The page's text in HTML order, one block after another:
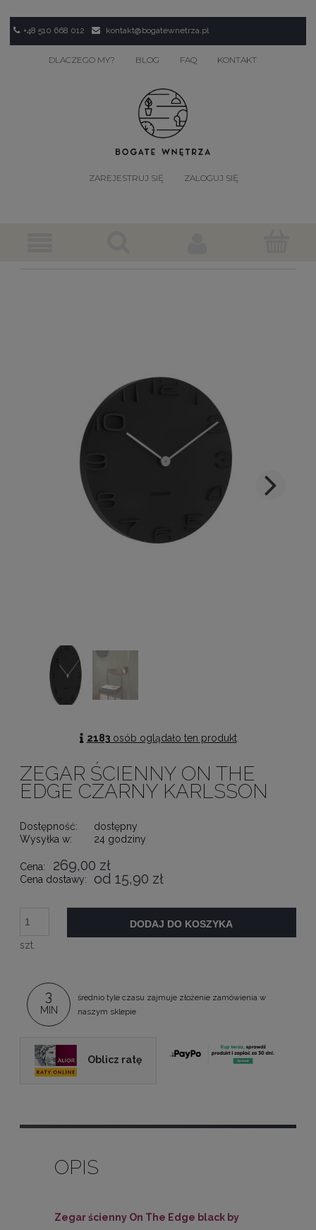
+48 510 668 012 kontakt@bogatewnetrza.pl
DLACZEGO MY? BLOG FAQ KONTAKT
ZAREJESTRUJ SIĘ ZALOGUJ SIĘ
2183osób oglądało ten produkt
ZEGAR ŚCIENNY ON THE
EDGE CZARNY KARLSSON
Dostępność:
dostępny
Wysyłka w:
24 godziny
Cena: 269,00 zł
Cena dostawy: od 15,90 zł
szt.
DODAJ DO KOSZYKA
3
MIN
średnio tyle czasu zajmuje złożenie zamówienia w
naszym sklepie
Oblicz ratę
OPIS
Zegar ścienny On The Edge black by